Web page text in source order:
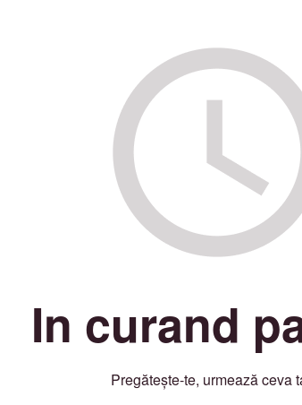
In curand
Pregătește-te, urmează ceva